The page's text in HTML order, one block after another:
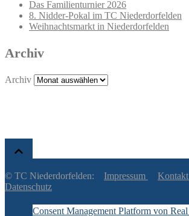
Das Familienturnier 2026
8. Nidder-Pokal im TC Niederdorfelden
Weihnachtsmarkt in Niederdorfelden
Archiv
Archiv
© TC Niederdorfelden: Impressum Kontakt
Datenschutz
Consent Management Platform von